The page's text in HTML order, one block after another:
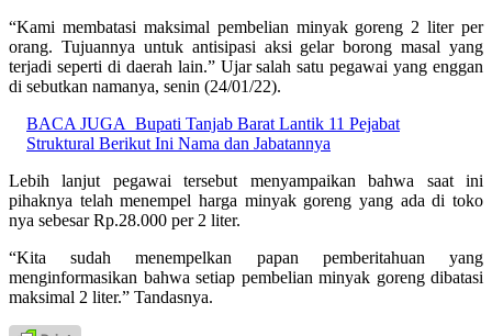
“Kami membatasi maksimal pembelian minyak goreng 2 liter per
orang. Tujuannya untuk antisipasi aksi gelar borong masal yang
terjadi seperti di daerah lain.” Ujar salah satu pegawai yang enggan
di sebutkan namanya, senin (24/01/22).
BACA JUGA Bupati Tanjab Barat Lantik 11 Pejabat
Struktural Berikut Ini Nama dan Jabatannya
Lebih lanjut pegawai tersebut menyampaikan bahwa saat ini
pihaknya telah menempel harga minyak goreng yang ada di toko
nya sebesar Rp.28.000 per 2 liter.
“Kita sudah menempelkan papan pemberitahuan yang
menginformasikan bahwa setiap pembelian minyak goreng dibatasi
maksimal 2 liter.” Tandasnya.